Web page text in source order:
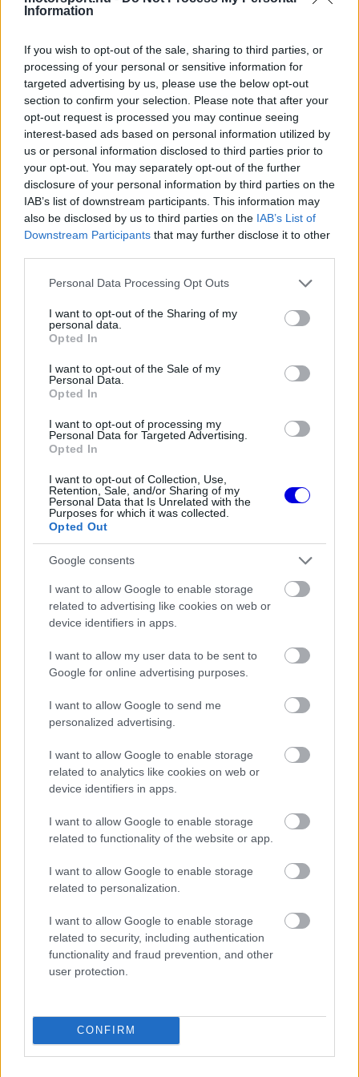
Information
If you wish to opt-out of the sale, sharing to third parties, or
processing of your personal or sensitive information for
targeted advertising by us, please use the below opt-out
section to confirm your selection. Please note that after your
opt-out request is processed you may continue seeing
interest-based ads based on personal information utilized by
us or personal information disclosed to third parties prior to
your opt-out. You may separately opt-out of the further
disclosure of your personal information by third parties on the
IAB’s list of downstream participants. This information may
also be disclosed by us to third parties on the IAB’s List of
Downstream Participants that may further disclose it to other
Please note that this website/app uses one or more Google
not limited to your visit or usage behaviour. You may click to
grant or deny consent to Google and its third-party tags to
use your data for below specified purposes in below Google
consent section.
Personal Data Processing Opt Outs
I want to opt-out of the Sharing of my
personal data.
Opted In
I want to opt-out of the Sale of my
Personal Data.
Opted In
I want to opt-out of processing my
Personal Data for Targeted Advertising.
Opted In
I want to opt-out of Collection, Use,
Retention, Sale, and/or Sharing of my
Personal Data that Is Unrelated with the
Purposes for which it was collected.
Opted Out
Google consents
I want to allow Google to enable storage
related to advertising like cookies on web or
device identifiers in apps.
I want to allow my user data to be sent to
Google for online advertising purposes.
I want to allow Google to send me
personalized advertising.
I want to allow Google to enable storage
related to analytics like cookies on web or
device identifiers in apps.
I want to allow Google to enable storage
related to functionality of the website or app.
I want to allow Google to enable storage
related to personalization.
I want to allow Google to enable storage
related to security, including authentication
functionality and fraud prevention, and other
user protection.
CONFIRM
Fehér alap, miami hangulat
AFerrariStore kínálatában már megjelentek azok
a sapkák és pólók, amelyek egyértelmű irányt
sejtetnek. Az új kollekcióban az elefántcsontba
hajló fehér kap hangsúlyos szerepet, amelyet
türkizes, zöldes-kék árnyalatok egészítenek ki. Ez
a színvilág erősen idézi Miami vizuális világát, sőt
ugyanabban a komplexumban játszik, ahol a
paddock is helyet kap a versenyhétvégén.
EZEKET IS AJÁNLJUK
jövőjével kapcsolatban
FORMA-1
A szakértő szerint a Ferrarinak
Verstappennek
FORMA-1
Rendkívül okos döntést hozott az
Ha mindez az autó fényezésén is megjelenik, az
komoly szakítást jelentene a tradicionális vörös
megjelenéssel. Egy világosabb, már-már nyárias
Ferrari nemcsak a pályán tűnne ki a mezőnyből,
hanem tökéletesen illeszkedne a floridai futam
show-elemekkel átszőtt, látványközpontú
karakteréhez is.
Több verzió is képben
sapka is feltűnt, amely inkább sárgás és kékes
árnyalatokat kombinál. Ez arra utal, hogy akár